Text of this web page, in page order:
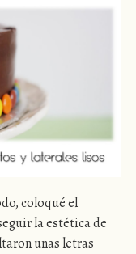
coloqué el
la estética de
unas letras